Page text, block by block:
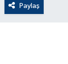
Paylaş
ÇEVRE